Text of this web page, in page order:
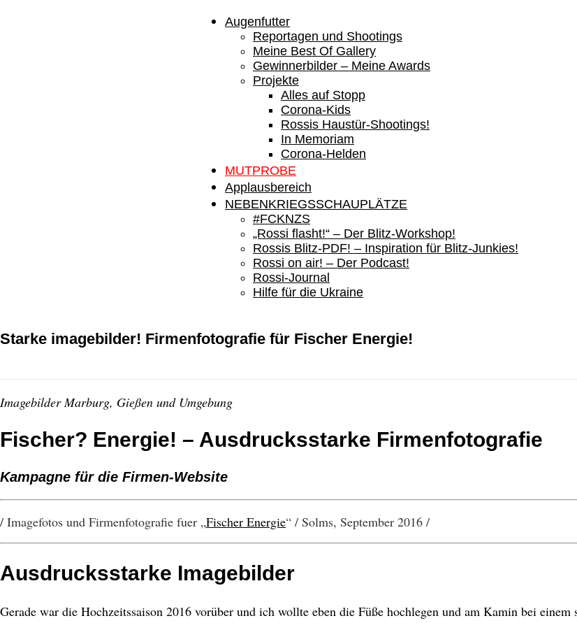
Augenfutter
Reportagen und Shootings
Meine Best Of Gallery
Gewinnerbilder – Meine Awards
Projekte
Alles auf Stopp
Corona-Kids
Rossis Haustür-Shootings!
In Memoriam
Corona-Helden
MUTPROBE
Applausbereich
NEBENKRIEGSSCHAUPLÄTZE
#FCKNZS
„Rossi flasht!“ – Der Blitz-Workshop!
Rossis Blitz-PDF! – Inspiration für Blitz-Junkies!
Rossi on air! – Der Podcast!
Rossi-Journal
Hilfe für die Ukraine
Starke imagebilder! Firmenfotografie für Fischer Energie!
Imagebilder Marburg, Gießen und Umgebung
Fischer? Energie! – Ausdrucksstarke Firmenfotografie
Kampagne für die Firmen-Website
/ Imagefotos und Firmenfotografie fuer „Fischer Energie“ / Solms, September 2016 /
Ausdrucksstarke Imagebilder
Gerade war die Hochzeitssaison 2016 vorüber und ich wollte eben die Füße hochlegen und am Kamin bei